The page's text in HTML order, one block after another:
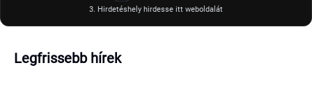
3. Hirdetéshely hirdesse itt weboldalát
Legfrissebb hírek